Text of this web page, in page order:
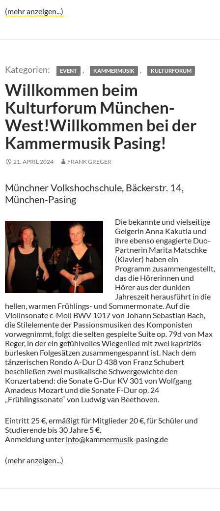
(mehr anzeigen...)
EVENT , KAMMERMUSIK , KULTURFORUM
Willkommen beim
Kulturforum München-
West!Willkommen bei der
Kammermusik Pasing!
21. APRIL 2024 FRANK GREGER
Münchner Volkshochschule, Bäckerstr. 14,
München-Pasing
Die bekannte und vielseitige
Geigerin Anna Kakutia und
ihre ebenso engagierte Duo-
Partnerin Marita Matschke
(Klavier) haben ein
Programm zusammengestellt,
das die Hörerinnen und
Hörer aus der dunklen
Jahreszeit herausführt in die
hellen, warmen Frühlings- und Sommermonate. Auf die
Violinsonate c-Moll BWV 1017 von Johann Sebastian Bach,
die Stilelemente der Passionsmusiken des Komponisten
vorwegnimmt, folgt die selten gespielte Suite op. 79d von Max
Reger, in der ein gefühlvolles Wiegenlied mit zwei kapriziös-
burlesken Folgesätzen zusammengespannt ist. Nach dem
tänzerischen Rondo A-Dur D 438 von Franz Schubert
beschließen zwei musikalische Schwergewichte den
Konzertabend: die Sonate G-Dur KV 301 von Wolfgang
Amadeus Mozart und die Sonate F-Dur op. 24
„Frühlingssonate“ von Ludwig van Beethoven.
Eintritt 25 €, ermäßigt für Mitglieder 20 €, für Schüler und
Studierende bis 30 Jahre 5 €.
Anmeldung unter info@kammermusik-pasing.de
(mehr anzeigen...)